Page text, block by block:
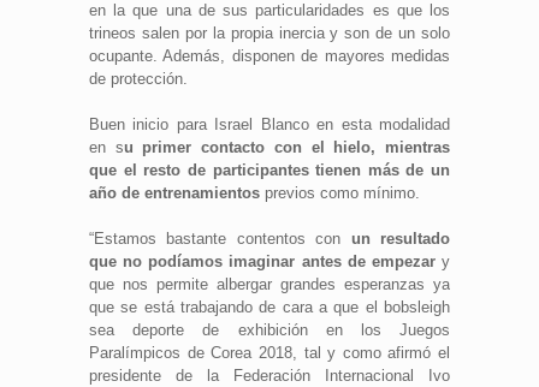
en la que una de sus particularidades es que los
trineos salen por la propia inercia y son de un solo
ocupante. Además, disponen de mayores medidas
de protección.
Buen inicio para Israel Blanco en esta modalidad
en su primer contacto con el hielo, mientras
que el resto de participantes tienen más de un
año de entrenamientos previos como mínimo.
“Estamos bastante contentos con un resultado
que no podíamos imaginar antes de empezary
que nos permite albergar grandes esperanzas ya
que se está trabajando de cara a que el bobsleigh
sea deporte de exhibición en los Juegos
Paralímpicos de Corea 2018, tal y como afirmó el
presidente de la Federación Internacional Ivo